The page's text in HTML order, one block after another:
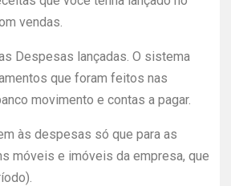
vendas.
Despesas lançadas. O sistema
que foram feitos nas
movimento e contas a pagar.
às despesas só que para as
móveis e imóveis da empresa, que